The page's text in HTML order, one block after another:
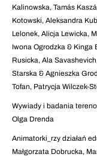
Kalinowska, Tamás
Kotowski, Aleksandra
Lelonek, Alicja Lewicka,
Iwona Ogrodzka & Kinga
Rusicka, Ala
Starska & Agnieszka
Tofan, Patrycja Wilczek-
Wywiady i badania
Olga Drenda
Animatorki_rzy działań
Małgorzata Dobrucka,